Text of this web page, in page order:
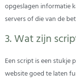
opgeslagen informatie
servers of die van de
3. Wat zijn
Een script is een
website goed te laten